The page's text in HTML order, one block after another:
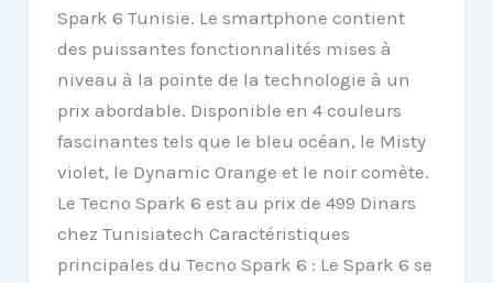
Spark 6 Tunisie. Le smartphone contient
des puissantes fonctionnalités mises à
niveau à la pointe de la technologie à un
prix abordable. Disponible en 4 couleurs
fascinantes tels que le bleu océan, le Misty
violet, le Dynamic Orange et le noir comète.
Le Tecno Spark 6 est au prix de 499 Dinars
chez Tunisiatech Caractéristiques
principales du Tecno Spark 6 : Le Spark 6 se